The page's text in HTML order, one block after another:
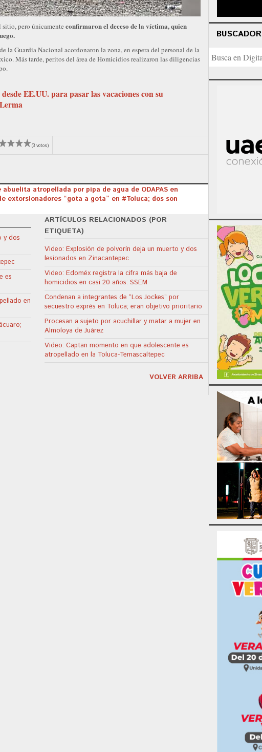
pero únicamente confirmaron el deceso de la víctima, quien
la Guardia Nacional acordonaron la zona, en espera del personal de la
Más tarde, peritos del área de Homicidios realizaron las diligencias
EE.UU. para pasar las vacaciones con su
(3 votos)
abuelita atropellada por pipa de agua de ODAPAS en
extorsionadores “gota a gota” en #Toluca; dos son
y dos
es
en
ARTÍCULOS RELACIONADOS (POR
ETIQUETA)
Video: Explosión de polvorín deja un muerto y dos
lesionados en Zinacantepec
Video: Edoméx registra la cifra más baja de
homicidios en casi 20 años: SSEM
Condenan a integrantes de “Los Jockes” por
secuestro exprés en Toluca; eran objetivo prioritario
Procesan a sujeto por acuchillar y matar a mujer en
Almoloya de Juárez
Video: Captan momento en que adolescente es
atropellado en la Toluca-Temascaltepec
VOLVER ARRIBA
BUSCADOR